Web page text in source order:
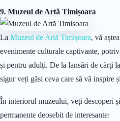
9. Muzeul de Artă Timișoara
La Muzeul de Artă Timișoara, vă
evenimente culturale captivante,
și pentru adulți. De la lansări de cărți
sigur veți găsi ceva care să vă inspire
În interiorul muzeului, veți descoperi
permanente deosebit de interesante: